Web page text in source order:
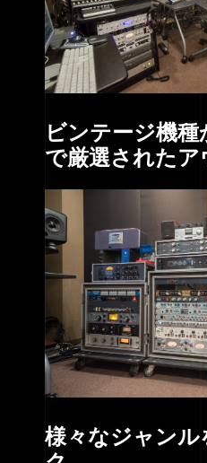
ビンテージ機種
で厳選されたア
様々なジャンル